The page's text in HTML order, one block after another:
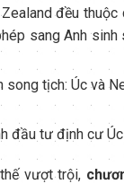
đều
sang Anh
song tịch: Úc và
đầu tư định cư
vượt trội,